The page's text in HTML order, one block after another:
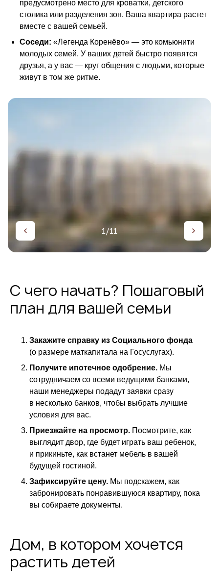
предусмотрено место для кроватки, детского
столика или разделения зон. Ваша квартира растет
вместе с вашей семьей.
Соседи: «Легенда Коренёво» — это комьюнити
молодых семей. У ваших детей быстро появятся
друзья, а у вас — круг общения с людьми, которые
живут в том же ритме.
1/11
С чего начать? Пошаговый
план для вашей семьи
Закажите справку из Социального фонда
(о размере маткапитала на Госуслугах).
Получите ипотечное одобрение. Мы
сотрудничаем со всеми ведущими банками,
наши менеджеры подадут заявки сразу
в несколько банков, чтобы выбрать лучшие
условия для вас.
Приезжайте на просмотр. Посмотрите, как
выглядит двор, где будет играть ваш ребенок,
и прикиньте, как встанет мебель в вашей
будущей гостиной.
Зафиксируйте цену. Мы подскажем, как
забронировать понравившуюся квартиру, пока
вы собираете документы.
Дом, в котором хочется
растить детей